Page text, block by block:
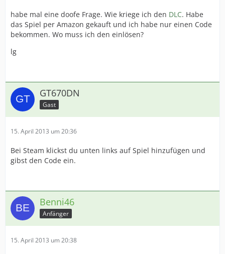
habe mal eine doofe Frage. Wie kriege ich den DLC. Habe
das Spiel per Amazon gekauft und ich habe nur einen Code
bekommen. Wo muss ich den einlösen?
lg
GT670DN
Gast
15. April 2013 um 20:36
Bei Steam klickst du unten links auf Spiel hinzufügen und
gibst den Code ein.
Benni46
Anfänger
15. April 2013 um 20:38